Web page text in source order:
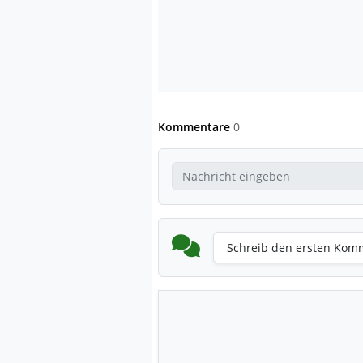
Kommentare 0
Schreib den ersten